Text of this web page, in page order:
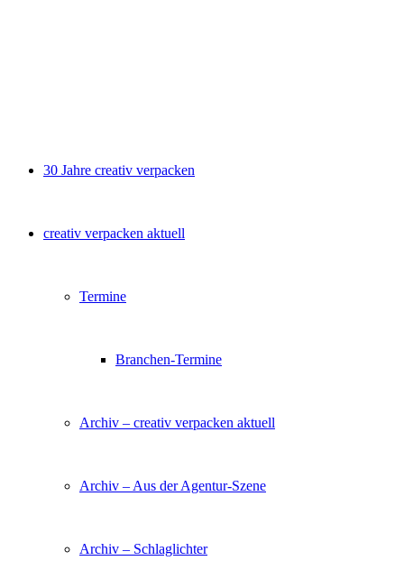
30 Jahre creativ verpacken
creativ verpacken aktuell
Termine
Branchen-Termine
Archiv – creativ verpacken aktuell
Archiv – Aus der Agentur-Szene
Archiv – Schlaglichter